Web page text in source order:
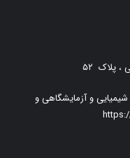
پلاک ۵۲
شیمیایی و آزمایشگاهی و